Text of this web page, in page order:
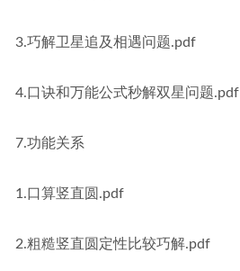
3.巧解卫星追及相遇问题.pdf
4.口诀和万能公式秒解双星问题.pdf
7.功能关系
1.口算竖直圆.pdf
2.粗糙竖直圆定性比较巧解.pdf